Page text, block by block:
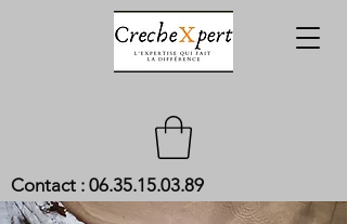
Contact : 06.35.15.03.89